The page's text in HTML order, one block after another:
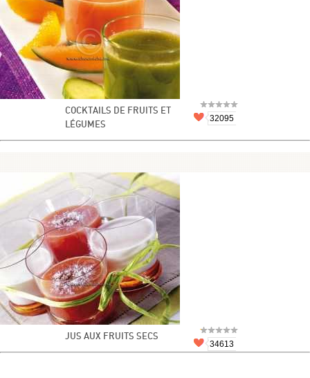
COCKTAILS DE FRUITS ET
LÉGUMES
32095
JUS AUX FRUITS SECS
34613